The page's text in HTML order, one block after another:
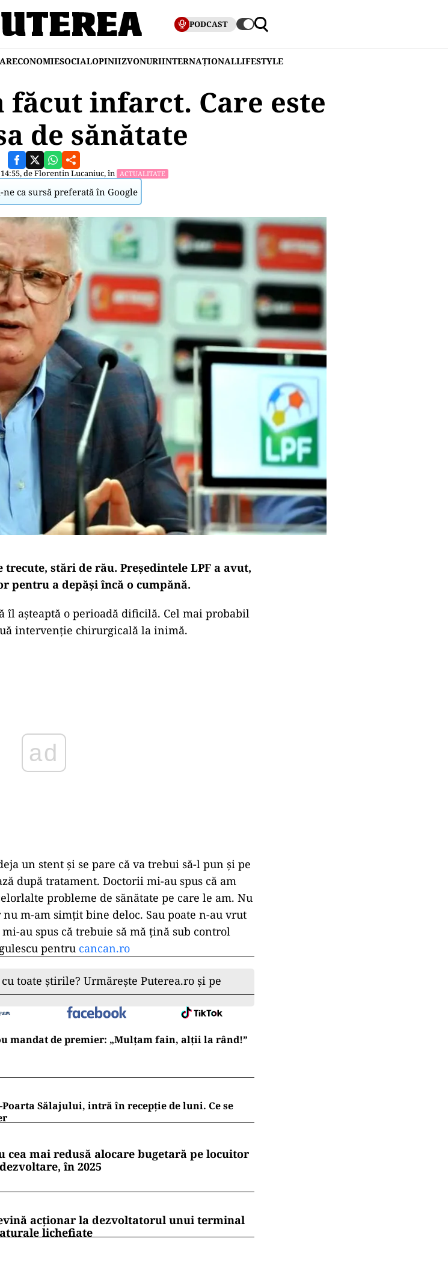
PODCAST
ECONOMIESOCIALOPINIIZVONURIINTERNAȚIONALLIFESTYLE
făcut infarct. Care este
de sănătate
deFlorentin Lucaniuc, în ACTUALITATE
ne ca sursă preferată în Google
stări de rău. Președintele LPF a avut,
pentru a depăși încă o cumpănă.
îl așteaptă o perioadă dificilă. Cel mai probabil
intervenție chirurgicală la inimă.
un stent și se pare că va trebui să-l pun și pe
după tratament. Doctorii mi-au spus că am
probleme de sănătate pe care le am. Nu
m-am simțit bine deloc. Sau poate n-au vrut
au spus că trebuie să mă țină sub control
pentru cancan.ro
toate știrile? Urmărește Puterea.ro și pe
mandat de premier: „Mulțam fain, alții la rând!”
Sălajului, intră în recepție de luni. Ce se
cea mai redusă alocare bugetară pe locuitor
în 2025
acționar la dezvoltatorul unui terminal
lichefiate